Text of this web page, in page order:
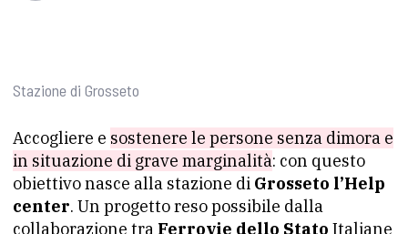
Stazione di Grosseto
Accogliere e sostenere le persone senza dimora e
in situazione di grave marginalità: con questo
obiettivo nasce alla stazione di Grosseto l’Help
center. Un progetto reso possibile dalla
collaborazione tra Ferrovie dello Stato Italiane